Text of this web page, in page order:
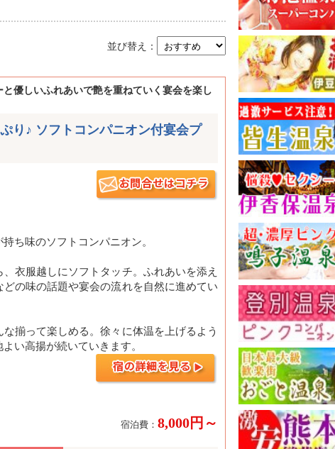
並び替え：
優しいふれあいで艶を重ねていく宴会を楽し
り♪ ソフトコンパニオン付宴会プ
ち味のソフトコンパニオン。
衣服越しにソフトタッチ。ふれあいを添え
の味の話題や宴会の流れを自然に進めてい
揃って楽しめる。徐々に体温を上げるよう
い高揚が続いていきます。
宿泊費： 8,000円～